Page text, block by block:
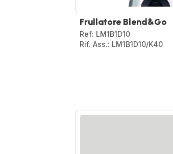
Frullatore Blend&Go
Ref: LM1B1D10
Rif. Ass.: LM1B1D10/K40